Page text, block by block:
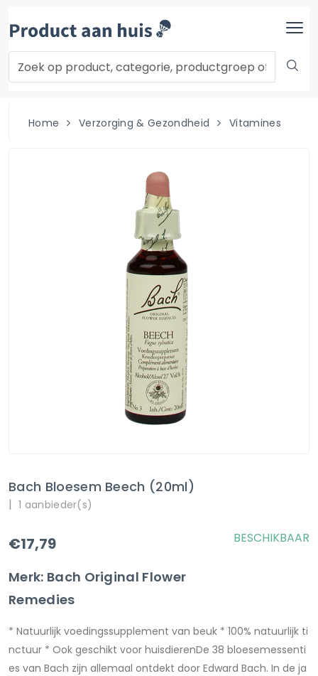
Home Verzorging & Gezondheid Vitamines
Bach Bloesem Beech (20ml)
| 1 aanbieder(s)
€17,79
Merk: Bach Original Flower
Remedies
BESCHIKBAAR
* Natuurlijk voedingssupplement van beuk * 100% natuurlijk ti
nctuur * Ook geschikt voor huisdierenDe 38 bloesemessenti
es van Bach zijn allemaal ontdekt door Edward Bach. In de ja